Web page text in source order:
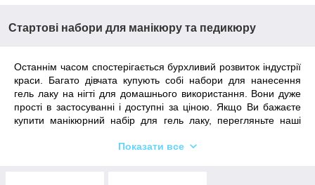
Стартові набори для манікюру та педикюру
Останнім часом спостерігається бурхливий розвиток індустрії
краси. Багато дівчата купують собі набори для нанесення
гель лаку на нігті для домашнього використання. Вони дуже
прості в застосуванні і доступні за ціною. Якщо Ви бажаєте
купити манікюрний набір для гель лаку, перегляньте наші
Показати все